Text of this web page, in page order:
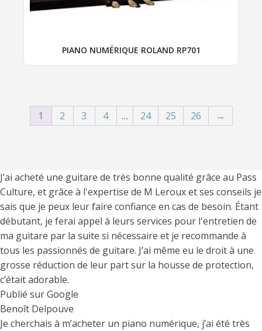
PIANO NUMÉRIQUE ROLAND RP701
page
1 2 3 4 … 24 25 26 →
J’ai acheté une guitare de très bonne qualité grâce au Pass
Culture, et grâce à l'expertise de M Leroux et ses conseils je
sais que je peux leur faire confiance en cas de besoin. Étant
débutant, je ferai appel à leurs services pour l'entretien de
ma guitare par la suite si nécessaire et je recommande à
tous les passionnés de guitare. J’ai même eu le droit à une
grosse réduction de leur part sur la housse de protection,
c’était adorable.
Publié sur Google
Benoît Delpouve
Je cherchais à m’acheter un piano numérique, j’ai été très